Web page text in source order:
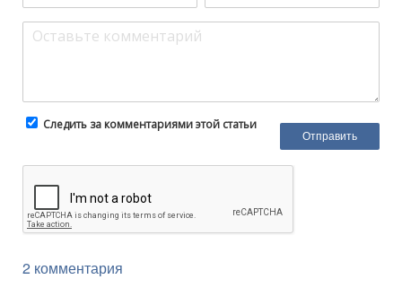
Следить за комментариями этой статьи
2 комментария